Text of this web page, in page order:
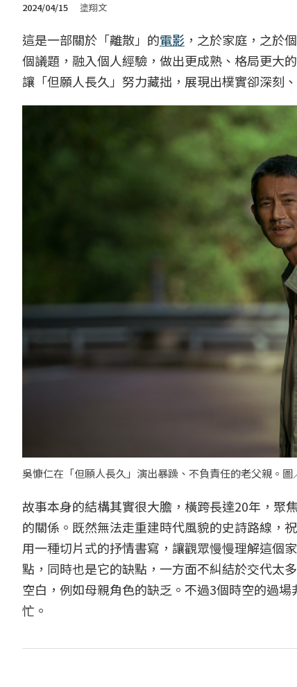
2024/04/15 塗翔文
這是一部關於「離散」的電影 ，之於家庭，之於
個議題，融入個人經驗，做出更成熟、格局更大
讓「但願人長久」努力藏拙，展現出樸實卻深刻
吳慷仁在「但願人長久」演出暴躁、不負責任的老父親。圖
故事本身的結構其實很大膽，橫跨長達20年，聚
的關係。既然無法走重建時代風貌的史詩路線，
用一種切片式的抒情書寫，讓觀眾慢慢理解這個
點，同時也是它的缺點，一方面不糾結於交代太
空白，例如母親角色的缺乏。不過3個時空的過
忙。